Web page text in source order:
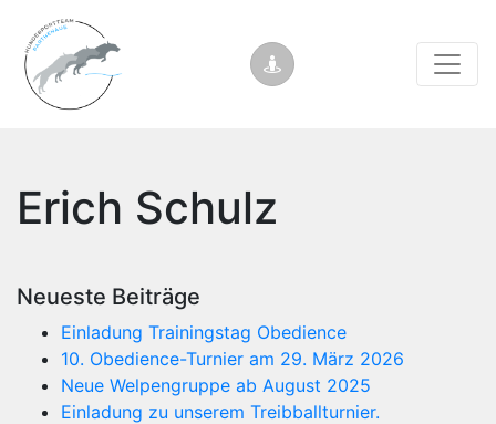
Erich Schulz
Neueste Beiträge
Einladung Trainingstag Obedience
10. Obedience-Turnier am 29. März 2026
Neue Welpengruppe ab August 2025
Einladung zu unserem Treibballturnier.